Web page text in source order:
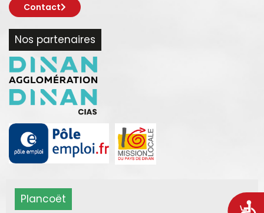
Contact
Nos partenaires
Plancoët